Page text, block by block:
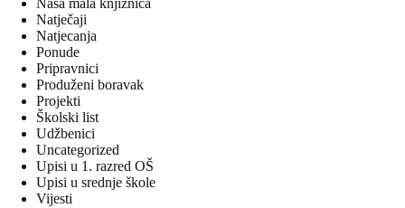
Naša mala knjižnica
Natječaji
Natjecanja
Ponude
Pripravnici
Produženi boravak
Projekti
Školski list
Udžbenici
Uncategorized
Upisi u 1. razred OŠ
Upisi u srednje škole
Vijesti